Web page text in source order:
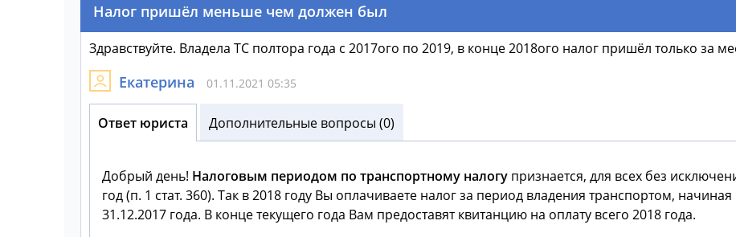
Налог пришёл меньше чем должен был
Здравствуйте. Владела ТС полтора года с 2017ого по 2019, в конце 2018ого налог пришёл только за
Екатерина 01.11.2021 05:35
Ответ юриста Дополнительные вопросы (0)
Добрый день! Налоговым периодом по транспортному налогупризнается, для всех без
год (п. 1 стат. 360). Так в 2018 году Вы оплачиваете налог за период владения транспортом,
31.12.2017 года. В конце текущего года Вам предоставят квитанцию на оплату всего 2018 года.